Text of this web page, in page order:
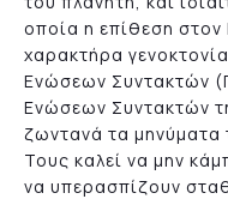
οποία η επίθεση στον
χαρακτήρα
Ενώσεων Συντακτών
Ενώσεων Συντακτών
ζωντανά τα μηνύματα
Τους καλεί να μην
να υπερασπίζουν